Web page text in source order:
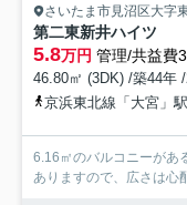
さいたま市見沼区大字
第二東新井ハイツ
5.8万円 管理/共益費
46.80㎡ (3DK) /築44年
京浜東北線「大宮」
6.16㎡のバルコニーがあ
ありますので、広さは心